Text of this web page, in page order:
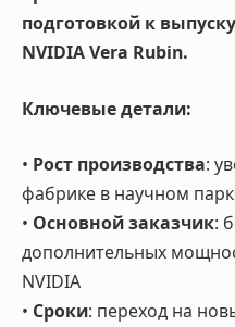
подготовкой к
NVIDIA Vera Rubin.
Ключевые детали:
• Рост производства:
фабрике в научном
• Основной заказчик:
дополнительных
NVIDIA
• Сроки: переход на